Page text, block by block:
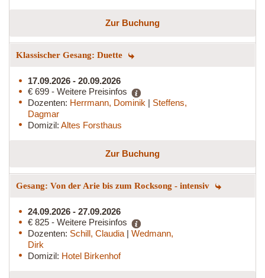
Zur Buchung
Klassischer Gesang: Duette
17.09.2026 - 20.09.2026
€ 699 - Weitere Preisinfos
Dozenten: Herrmann, Dominik | Steffens,
Dagmar
Domizil: Altes Forsthaus
Zur Buchung
Gesang: Von der Arie bis zum Rocksong - intensiv
24.09.2026 - 27.09.2026
€ 825 - Weitere Preisinfos
Dozenten: Schill, Claudia | Wedmann,
Dirk
Domizil: Hotel Birkenhof